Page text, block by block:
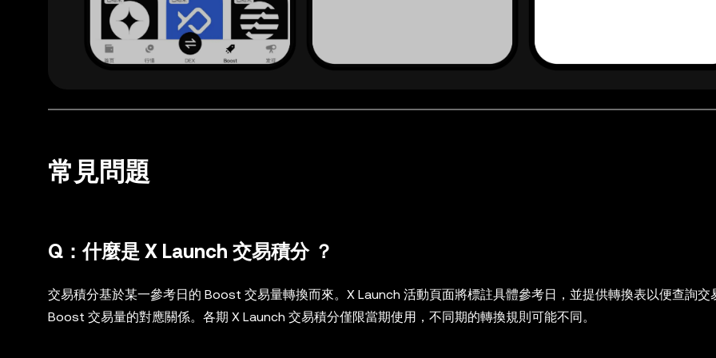
常見問題
Q：什麼是 X Launch 交易積分 ？
交易積分基於某一參考日的 Boost 交易量轉換而來。X Launch 活動頁面將標註具體參考日，並提供轉換表以便查詢交
Boost 交易量的對應關係。各期 X Launch 交易積分僅限當期使用，不同期的轉換規則可能不同。